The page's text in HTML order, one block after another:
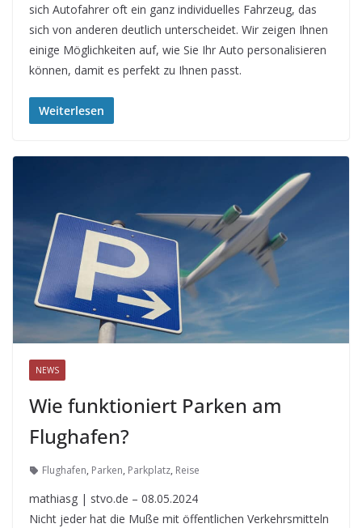
sich Autofahrer oft ein ganz individuelles Fahrzeug, das
sich von anderen deutlich unterscheidet. Wir zeigen Ihnen
einige Möglichkeiten auf, wie Sie Ihr Auto personalisieren
können, damit es perfekt zu Ihnen passt.
Weiterlesen
NEWS
Wie funktioniert Parken am
Flughafen?
Flughafen, Parken, Parkplatz, Reise
mathiasg | stvo.de – 08.05.2024
Nicht jeder hat die Muße mit öffentlichen Verkehrsmitteln